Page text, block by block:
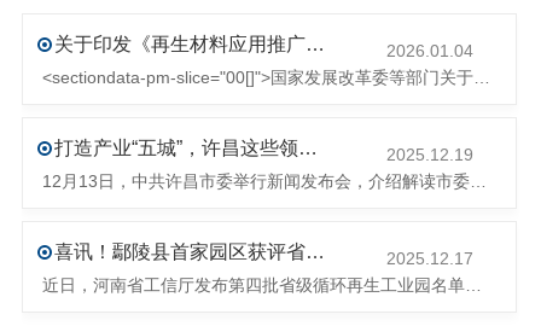
关于印发《再生材料应用推广行动方案》的通知(发改环资〔2025〕1681号)
2026.01.04
打造产业“五城”，许昌这些领域将迎来大发展！
2025.12.19
喜讯！鄢陵县首家园区获评省级循环再生工业园
2025.12.17